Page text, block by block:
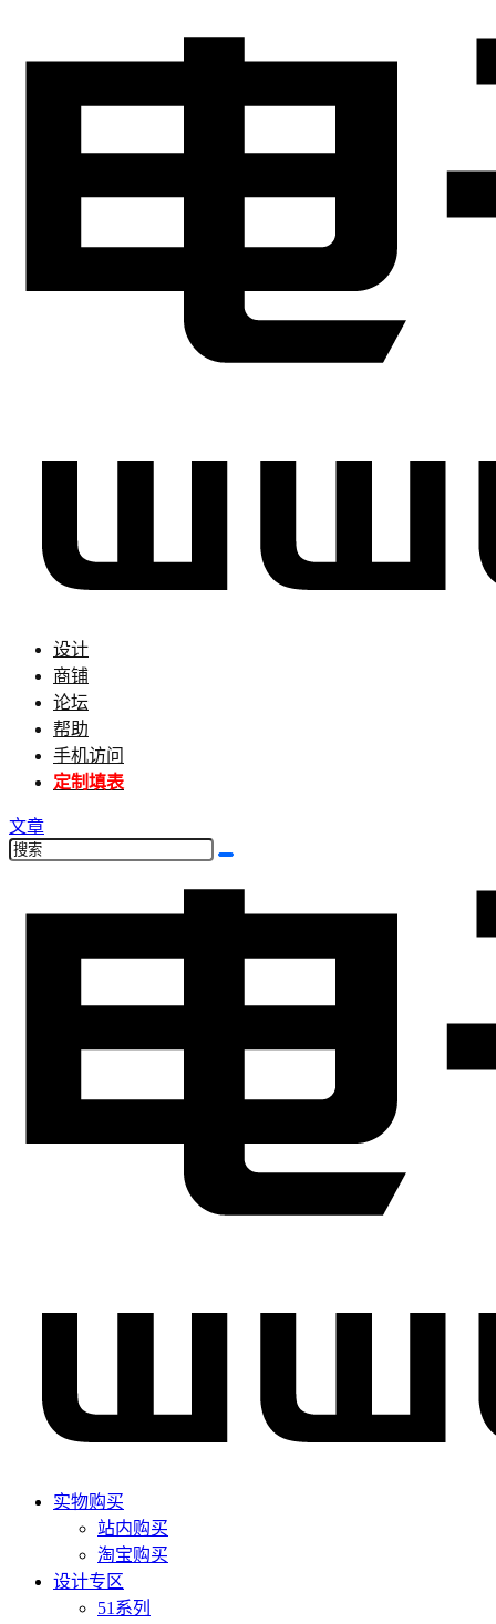
设计
商铺
论坛
帮助
手机访问
定制填表
文章
实物购买
站内购买
淘宝购买
设计专区
51系列